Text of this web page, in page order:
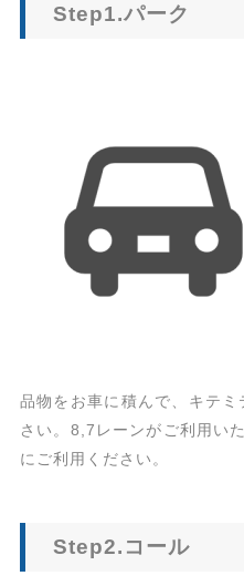
Step1.パーク
品物をお車に積んで、キテ
さい。8,7レーンがご利用い
にご利用ください。
Step2.コール